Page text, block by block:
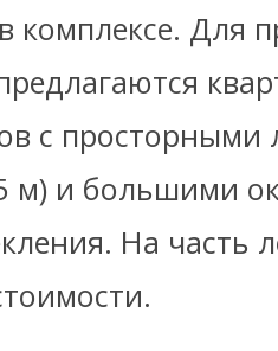
комплексе. Для
с
м) и большими
На часть